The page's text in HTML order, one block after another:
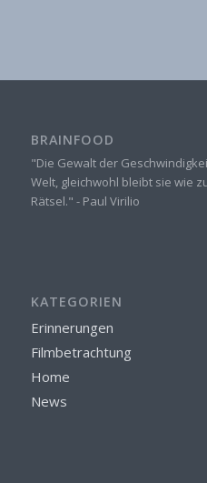
BRAINFOOD
"Die Gewalt der
Welt, gleichwohl bleibt sie wie
Rätsel." - Paul Virilio
KATEGORIEN
Erinnerungen
Filmbetrachtung
Home
News